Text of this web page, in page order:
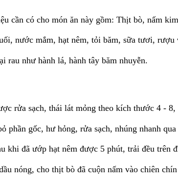
cần có cho món ăn này gồm: Thịt bò, nấm
nước mắm, hạt nêm, tỏi băm, sữa tươi, rượu
rau như hành lá, hành tây băm nhuyễn.
rửa sạch, thái lát mỏng theo kích thước 4 - 8,
phần gốc, hư hỏng, rửa sạch, nhúng nhanh
khi đã ướp hạt nêm được 5 phút, trải đều trên
nóng, cho thịt bò đã cuộn nấm vào chiên